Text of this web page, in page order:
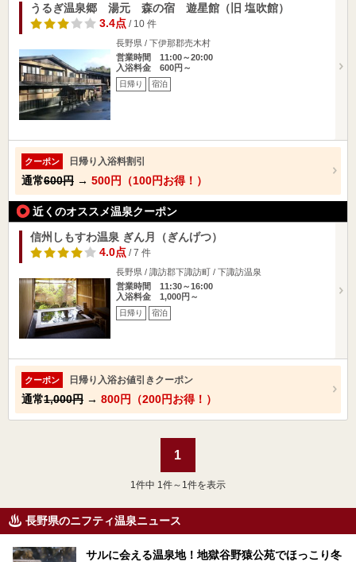
うるぎ温泉郷 湯元 森の宿 遊星館（旧 塩吹館）
3.4点/ 10 件
長野県 / 下伊那郡売木村
営業時間 11:00～20:00
入浴料金 600円～
日帰り 宿泊
クーポン 日帰り入浴料割引
通常600円 → 500円（100円お得！）
近くのオススメ温泉クーポン
信州しもすわ温泉 ぎん月（ぎんげつ）
4.0点/ 7 件
長野県 / 諏訪郡下諏訪町 / 下諏訪温泉
営業時間 11:30～16:00
入浴料金 1,000円～
日帰り 宿泊
クーポン 日帰り入浴お値引きクーポン
通常1,000円 → 800円（200円お得！）
1
1 件中 1件～1件を表示
長野県のニフティ温泉ニュース
サルに会える温泉地！地獄谷野猿公苑でほっこり冬